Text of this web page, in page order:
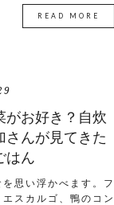
READ MORE
がお好き？自炊
さんが見てきた
はん
思い浮かべます。フ
スカルゴ、鴨のコン